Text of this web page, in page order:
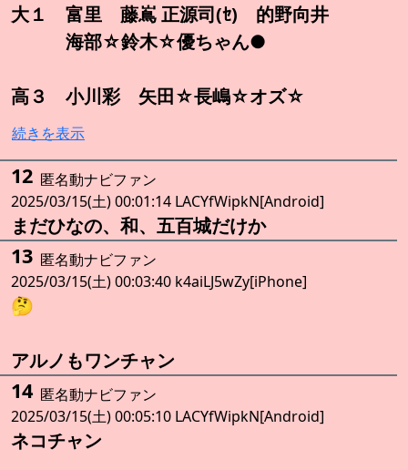
大１ 富里 藤嶌 正源司(ｾ) 的野向井
海部☆鈴木☆優ちゃん●
高３ 小川彩 矢田☆長嶋☆オズ☆
続きを表示
12 匿名動ナビファン
2025/03/15(土) 00:01:14 LACYfWipkN[Android]
まだひなの、和、五百城だけか
13 匿名動ナビファン
2025/03/15(土) 00:03:40 k4aiLJ5wZy[iPhone]
🤔
アルノもワンチャン
14 匿名動ナビファン
2025/03/15(土) 00:05:10 LACYfWipkN[Android]
ネコチャン